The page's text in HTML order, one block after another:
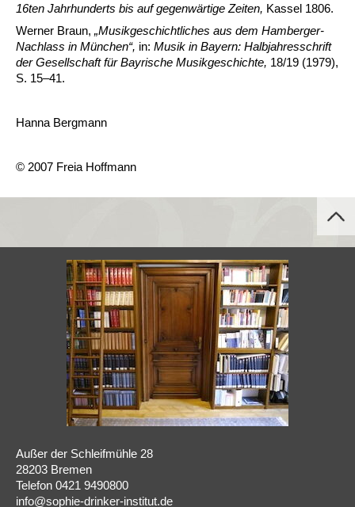
16ten Jahrhunderts bis auf gegenwärtige Zeiten, Kassel 1806.
Werner Braun, „Musikgeschichtliches aus dem Hamberger-
Nachlass in München“, in: Musik in Bayern: Halbjahresschrift
der Gesellschaft für Bayrische Musikgeschichte, 18/19 (1979),
S. 15–41.
Hanna Bergmann
© 2007 Freia Hoffmann
Außer der Schleifmühle 28
28203 Bremen
Telefon 0421 9490800
info@sophie-drinker-institut.de